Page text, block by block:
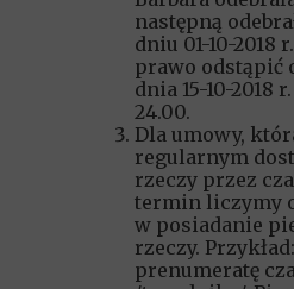
następną
dniu 01-10-2018
prawo odstąpić
dnia 15-10-2018
24.00.
Dla umowy,
regularnym
rzeczy przez
termin liczymy
w posiadanie
rzeczy.
prenumeratę